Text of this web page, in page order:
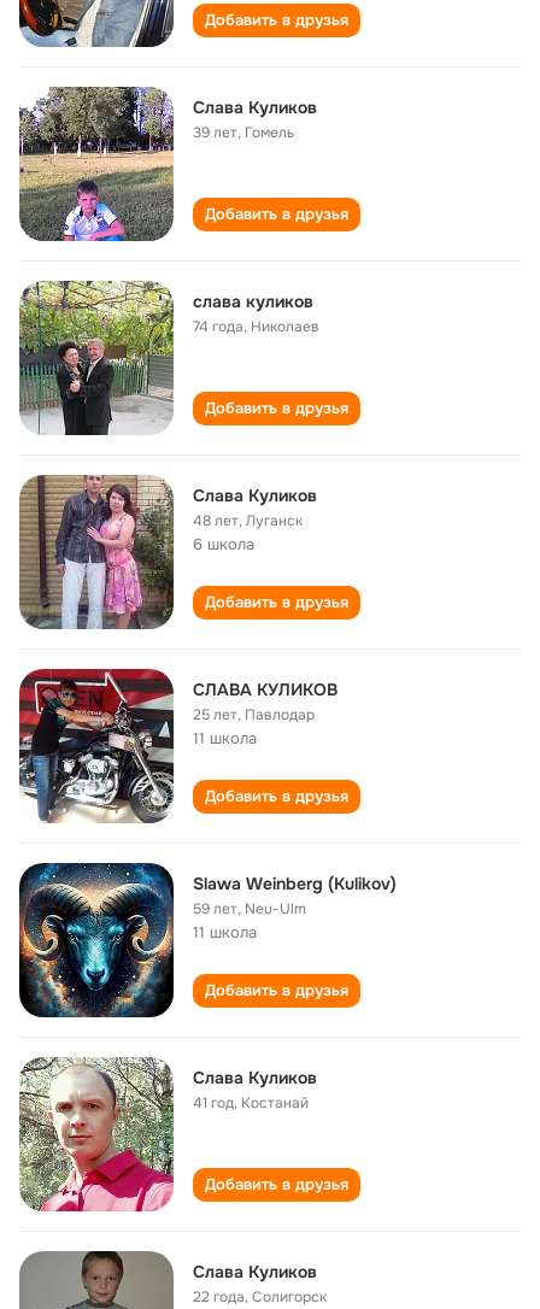
Добавить в друзья
Слава Куликов
39 лет, Гомель
Добавить в друзья
слава куликов
74 года, Николаев
Добавить в друзья
Слава Куликов
48 лет,Луганск
6 школа
Добавить в друзья
СЛАВА КУЛИКОВ
25 лет, Павлодар
11 школа
Добавить в друзья
Slawa Weinberg (Kulikov)
59 лет, Neu-Ulm
11 школа
Добавить в друзья
Слава Куликов
41 год, Костанай
Добавить в друзья
Слава Куликов
22 года,Солигорск